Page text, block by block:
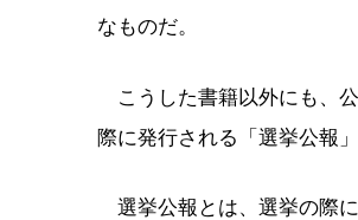
なものだ。
こうした書籍以外にも、
際に発行される「選挙公報」
選挙公報とは、選挙の際